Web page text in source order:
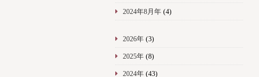
2024年8月年(4)
2026年(3)
2025年(8)
2024年(43)